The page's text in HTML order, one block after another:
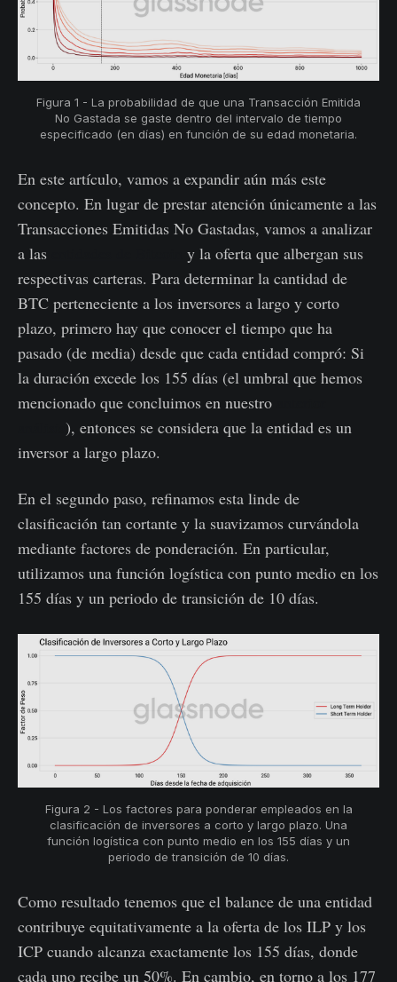
Figura 1 - La probabilidad de que una Transacción Emitida
No Gastada se gaste dentro del intervalo de tiempo
especificado (en días) en función de su edad monetaria.
En este artículo, vamos a expandir aún más este
concepto. En lugar de prestar atención únicamente a las
Transacciones Emitidas No Gastadas, vamos a analizar
a las
y la oferta que albergan sus
respectivas carteras. Para determinar la cantidad de
BTC perteneciente a los inversores a largo y corto
plazo, primero hay que conocer el tiempo que ha
pasado (de media) desde que cada entidad compró: Si
la duración excede los 155 días (el umbral que hemos
mencionado que concluimos en nuestro
), entonces se considera que la entidad es un
inversor a largo plazo.
En el segundo paso, refinamos esta linde de
clasificación tan cortante y la suavizamos curvándola
mediante factores de ponderación. En particular,
utilizamos una función logística con punto medio en los
155 días y un periodo de transición de 10 días.
Figura 2 - Los factores para ponderar empleados en la
clasificación de inversores a corto y largo plazo. Una
función logística con punto medio en los 155 días y un
periodo de transición de 10 días.
Como resultado tenemos que el balance de una entidad
contribuye equitativamente a la oferta de los ILP y los
ICP cuando alcanza exactamente los 155 días, donde
cada uno recibe un 50%. En cambio, en torno a los 177